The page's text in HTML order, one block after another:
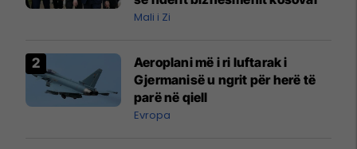
Mali i Zi
Aeroplani më i ri luftarak i
Gjermanisë u ngrit për herë të
parë në qiell
Evropa